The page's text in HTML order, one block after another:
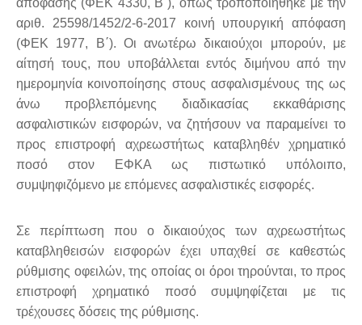
απόφασης (ΦΕΚ 4330, Β΄), όπως τροποποιήθηκε με την
αριθ. 25598/1452/2-6-2017 κοινή υπουργική απόφαση
(ΦΕΚ 1977, Β΄). Οι ανωτέρω δικαιούχοι μπορούν, με
αίτησή τους, που υποβάλλεται εντός διμήνου από την
ημερομηνία κοινοποίησης στους ασφαλισμένους της ως
άνω προβλεπόμενης διαδικασίας εκκαθάρισης
ασφαλιστικών εισφορών, να ζητήσουν να παραμείνει το
προς επιστροφή αχρεωστήτως καταβληθέν χρηματικό
ποσό στον ΕΦΚΑ ως πιστωτικό υπόλοιπο,
συμψηφιζόμενο με επόμενες ασφαλιστικές εισφορές.
Σε περίπτωση που ο δικαιούχος των αχρεωστήτως
καταβληθεισών εισφορών έχει υπαχθεί σε καθεστώς
ρύθμισης οφειλών, της οποίας οι όροι τηρούνται, το προς
επιστροφή χρηματικό ποσό συμψηφίζεται με τις
τρέχουσες δόσεις της ρύθμισης.